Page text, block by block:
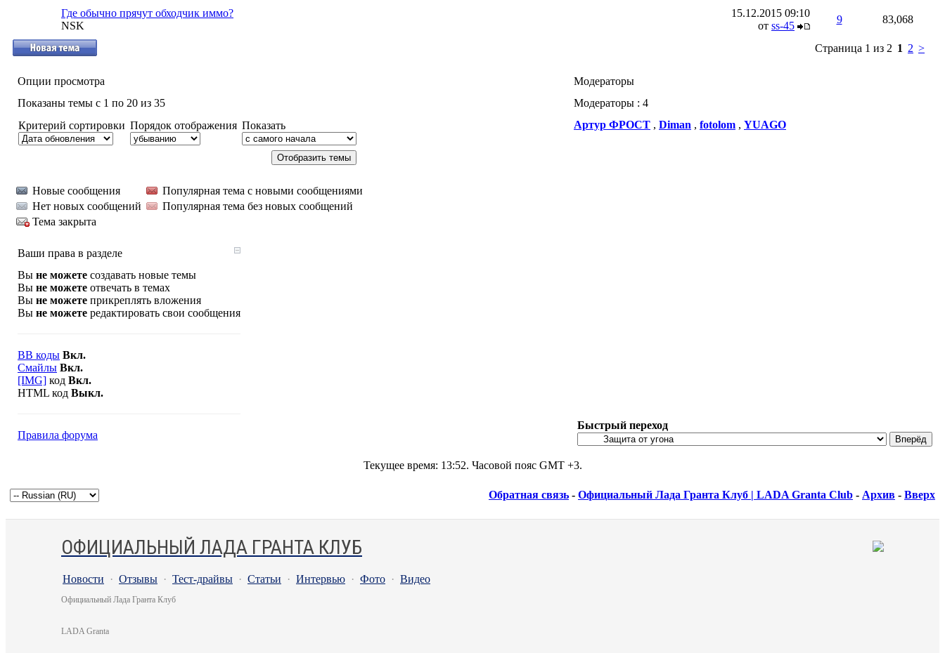
Где обычно прячут обходчик иммо?
NSK
15.12.2015 09:10
от ss-45
9 83,068
Страница 1 из 2 1 2 >
Опции просмотра
Модераторы
Показаны темы с 1 по 20 из 35
Модераторы : 4
Критерий сортировки Порядок отображения Показать Артур ФРОСТ , Diman , fotolom , YUAGO
Новые сообщения
Популярная тема с новыми сообщениями
Нет новых сообщений
Популярная тема без новых сообщений
Тема закрыта
Ваши права в разделе
Вы не можете создавать новые темы
Вы не можете отвечать в темах
Вы не можете прикреплять вложения
Вы не можете редактировать свои сообщения
BB коды Вкл.
Смайлы Вкл.
[IMG] код Вкл.
HTML код Выкл.
Правила форума
Быстрый переход
Текущее время: 13:52. Часовой пояс GMT +3.
Обратная связь - Официальный Лада Гранта Клуб | LADA Granta Club - Архив - Вверх
ОФИЦИАЛЬНЫЙ ЛАДА ГРАНТА КЛУБ
Новости · Отзывы · Тест-драйвы · Статьи · Интервью · Фото · Видео
Официальный Лада Гранта Клуб
LADA Granta